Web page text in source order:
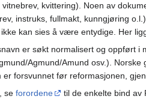
kvittering). Noen av
instruks, fullmakt, kunngjøring
kan sies å være entydige. Her
er søkt normalisert og oppført
Agmund/Amund osv.).
forsvunnet før reformasjonen,
se forordene
til de enkelte bind av